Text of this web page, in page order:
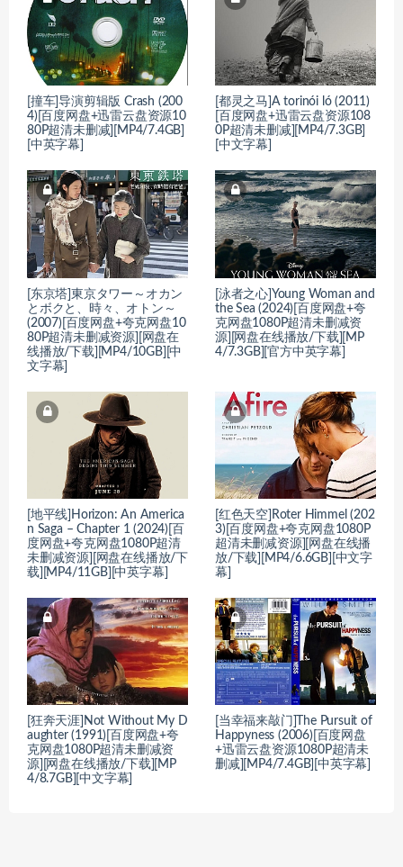
[撞车]导演剪辑版 Crash (200
4)[百度网盘+迅雷云盘资源10
80P超清未删减][MP4/7.4GB]
[中英字幕]
[都灵之马]A torinói ló (2011)
[百度网盘+迅雷云盘资源108
0P超清未删减][MP4/7.3GB]
[中文字幕]
[东京塔]東京タワー～オカン
とボクと、時々、オトン～
(2007)[百度网盘+夸克网盘10
80P超清未删减资源][网盘在
线播放/下载][MP4/10GB][中
文字幕]
[泳者之心]Young Woman and
the Sea (2024)[百度网盘+夸
克网盘1080P超清未删减资
源][网盘在线播放/下载][MP
4/7.3GB][官方中英字幕]
[地平线]Horizon: An America
n Saga – Chapter 1 (2024)[百
度网盘+夸克网盘1080P超清
未删减资源][网盘在线播放/下
载][MP4/11GB][中英字幕]
[红色天空]Roter Himmel (202
3)[百度网盘+夸克网盘1080P
超清未删减资源][网盘在线播
放/下载][MP4/6.6GB][中文字
幕]
[狂奔天涯]Not Without My D
aughter (1991)[百度网盘+夸
克网盘1080P超清未删减资
源][网盘在线播放/下载][MP
4/8.7GB][中文字幕]
[当幸福来敲门]The Pursuit of
Happyness (2006)[百度网盘
+迅雷云盘资源1080P超清未
删减][MP4/7.4GB][中英字幕]